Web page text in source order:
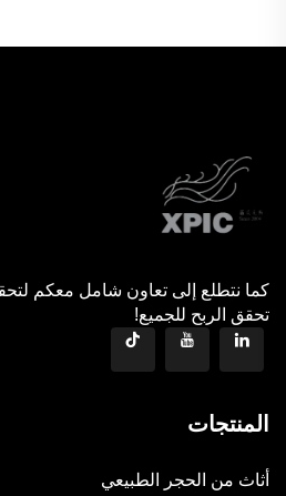
كما نتطلع إلى تعاون شامل معكم
تحقق الربح للجميع!
المنتجات
أثاث من الحجر الطبيعي